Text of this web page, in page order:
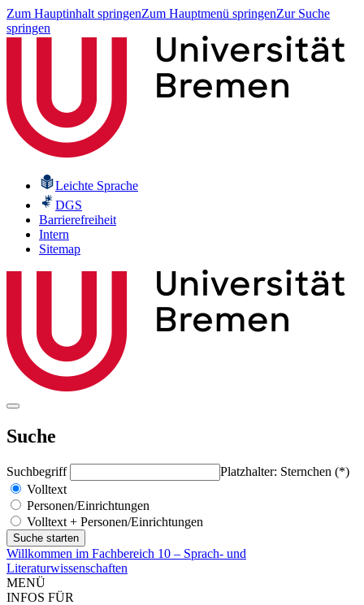
Zum Hauptinhalt springenZum Hauptmenü springenZur Suche
springen
Leichte Sprache
DGS
Barrierefreiheit
Intern
Sitemap
Suche
Suchbegriff
Platzhalter: Sternchen (*)
Volltext
Personen/Einrichtungen
Volltext + Personen/Einrichtungen
Willkommen im Fachbereich 10 – Sprach- und
Literaturwissenschaften
MENÜ
INFOS FÜR